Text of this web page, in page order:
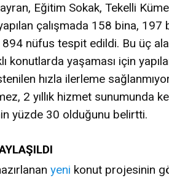
Eğitim Sokak, Tekelli
çalışmada 158 bina, 197
nüfus tespit edildi. Bu üç
konutlarda yaşaması için
hızla ilerleme
2 yıllık hizmet sunumunda
yüzde 30 olduğunu belirtti.
yeni konut projesinin